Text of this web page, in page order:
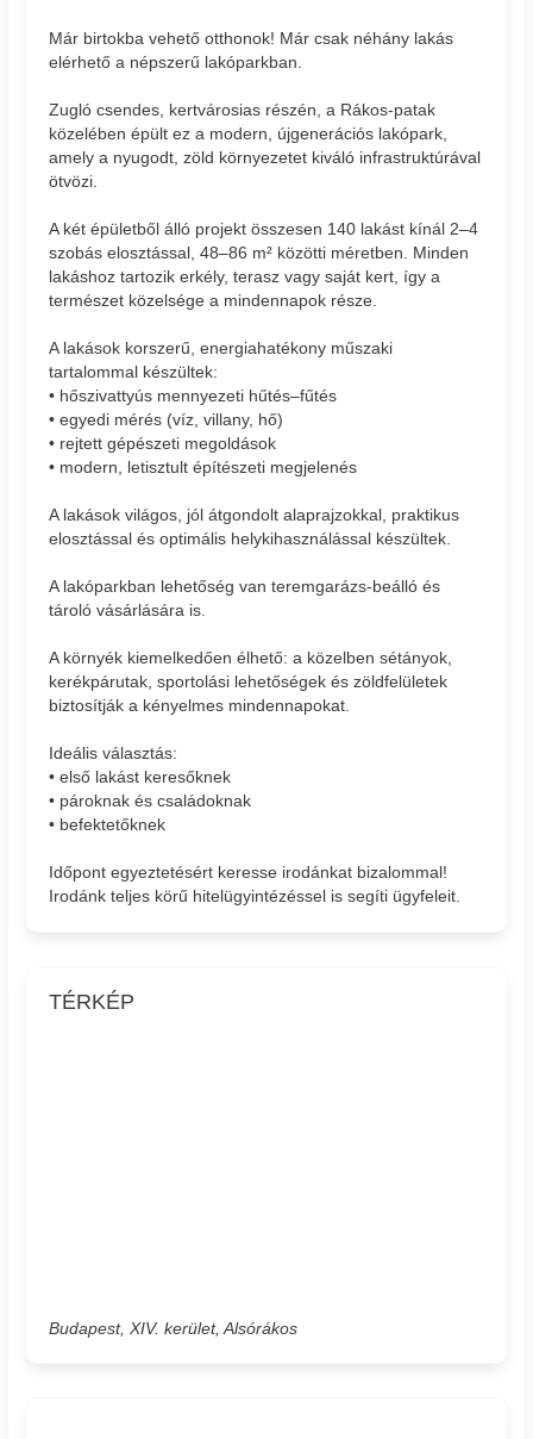
Már birtokba vehető otthonok! Már csak néhány lakás
elérhető a népszerű lakóparkban.
Zugló csendes, kertvárosias részén, a Rákos-patak
közelében épült ez a modern, újgenerációs lakópark,
amely a nyugodt, zöld környezetet kiváló infrastruktúrával
ötvözi.
A két épületből álló projekt összesen 140 lakást kínál 2–4
szobás elosztással, 48–86 m² közötti méretben. Minden
lakáshoz tartozik erkély, terasz vagy saját kert, így a
természet közelsége a mindennapok része.
A lakások korszerű, energiahatékony műszaki
tartalommal készültek:
• hőszivattyús mennyezeti hűtés–fűtés
• egyedi mérés (víz, villany, hő)
• rejtett gépészeti megoldások
• modern, letisztult építészeti megjelenés
A lakások világos, jól átgondolt alaprajzokkal, praktikus
elosztással és optimális helykihasználással készültek.
A lakóparkban lehetőség van teremgarázs-beálló és
tároló vásárlására is.
A környék kiemelkedően élhető: a közelben sétányok,
kerékpárutak, sportolási lehetőségek és zöldfelületek
biztosítják a kényelmes mindennapokat.
Ideális választás:
• első lakást keresőknek
• pároknak és családoknak
• befektetőknek
Időpont egyeztetésért keresse irodánkat bizalommal!
Irodánk teljes körű hitelügyintézéssel is segíti ügyfeleit.
TÉRKÉP
Budapest, XIV. kerület, Alsórákos